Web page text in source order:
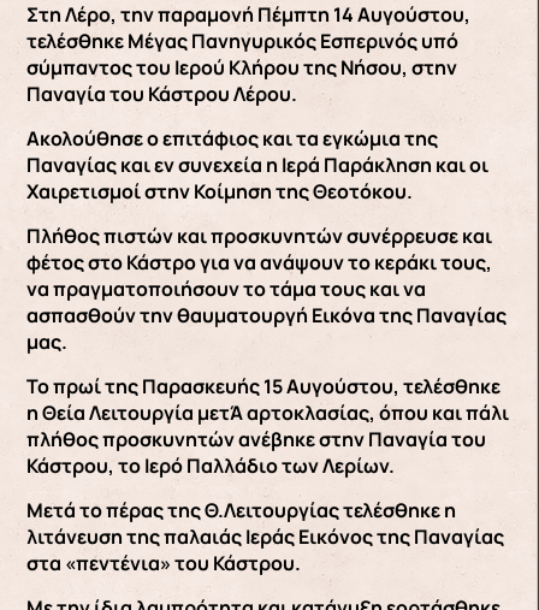
Στη Λέρο, την παραμονή Πέμπτη 14 Αυγούστου,
τελέσθηκε Μέγας Πανηγυρικός Εσπερινός υπό
σύμπαντος του Ιερού Κλήρου της Νήσου, στην
Παναγία του Κάστρου Λέρου.
Ακολούθησε ο επιτάφιος και τα εγκώμια της
Παναγίας και εν συνεχεία η Ιερά Παράκληση και οι
Χαιρετισμοί στην Κοίμηση της Θεοτόκου.
Πλήθος πιστών και προσκυνητών συνέρρευσε και
φέτος στο Κάστρο για να ανάψουν το κεράκι τους,
να πραγματοποιήσουν το τάμα τους και να
ασπασθούν την θαυματουργή Εικόνα της Παναγίας
μας.
Το πρωί της Παρασκευής 15 Αυγούστου, τελέσθηκε
η Θεία Λειτουργία μετΆ αρτοκλασίας, όπου και πάλι
πλήθος προσκυνητών ανέβηκε στην Παναγία του
Κάστρου, το Ιερό Παλλάδιο των Λερίων.
Μετά το πέρας της Θ.Λειτουργίας τελέσθηκε η
λιτάνευση της παλαιάς Ιεράς Εικόνος της Παναγίας
στα «πεντένια» του Κάστρου.